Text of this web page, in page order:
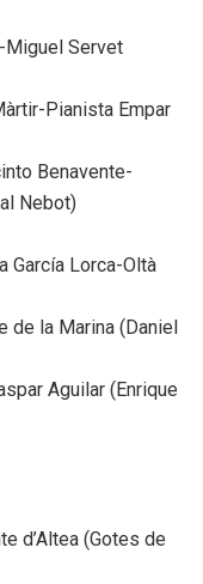
Miguel Servet
Pianista Empar
Benavente-
Nebot)
García Lorca-Oltà
de la Marina (Daniel
Aguilar (Enrique
d’Altea (Gotes de